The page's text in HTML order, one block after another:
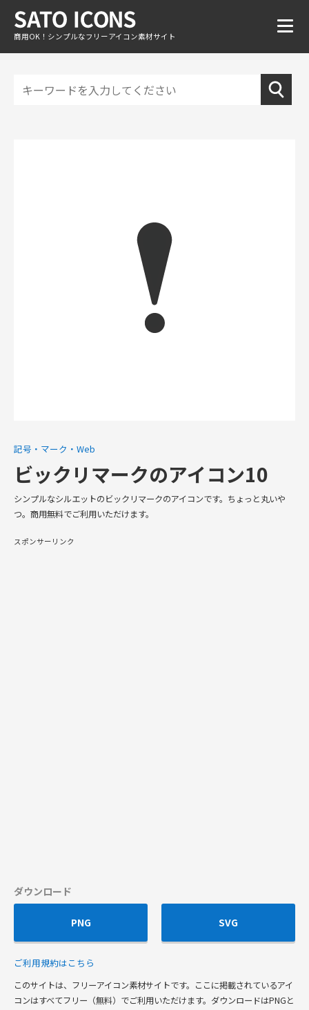
商用OK！シンプルなフリーアイコン素材サイト
記号・マーク・Web
ビックリマークのアイコン10
シンプルなシルエットのビックリマークのアイコンです。ちょっと丸いや
つ。商用無料でご利用いただけます。
スポンサーリンク
ダウンロード
PNG SVG
ご利用規約はこちら
このサイトは、フリーアイコン素材サイトです。ここに掲載されているアイ
コンはすべてフリー（無料）でご利用いただけます。ダウンロードはPNGと